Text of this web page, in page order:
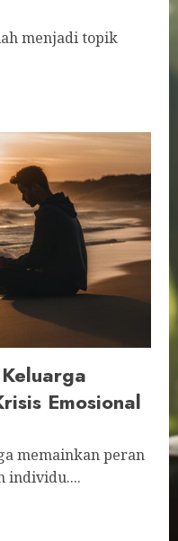
menjadi topik
Emosional
memainkan peran
individu....